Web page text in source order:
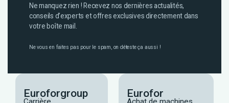
Ne manquez rien ! Recevez nos dernières actualités,
conseils d’experts et offres exclusives directement dans
votre boîte mail.
Ne vous en faites pas pour le spam, on déteste ça aussi !
Euroforgroup Eurofor